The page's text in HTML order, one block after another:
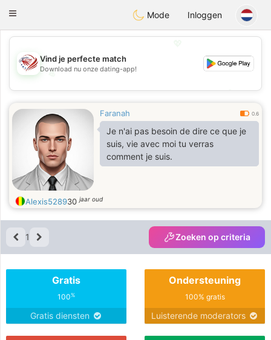
StatesDating
Toggle
Mode Inloggen
💖
💕
Vind je perfecte match
Download nu onze dating-app!
Faranah 0.6
Je n'ai pas besoin de dire ce que je
suis, vie avec moi tu verras
comment je suis.
Alexis528930jaar oud
1 Zoeken op criteria
Gratis
100%
Gratis diensten
Ondersteuning
100% gratis
Luisterende moderators